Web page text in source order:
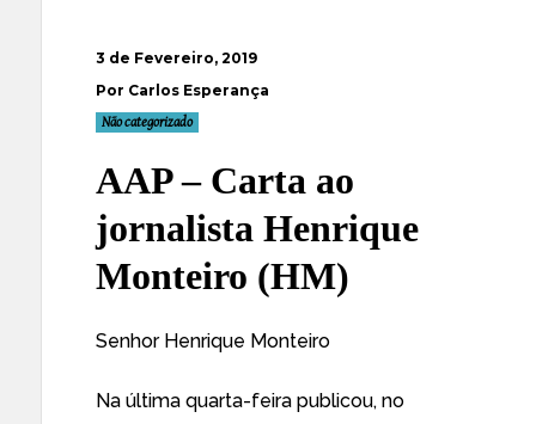
3 de Fevereiro, 2019
Por Carlos Esperança
Não categorizado
AAP – Carta ao
jornalista Henrique
Monteiro (HM)
Senhor Henrique Monteiro
Na última quarta-feira publicou, no